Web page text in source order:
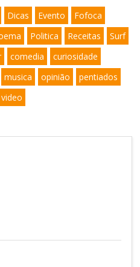
Dicas Evento
Fofoca
Politica Receitas
Surf
comedia
curiosidade
musica opinião
pentiados
video